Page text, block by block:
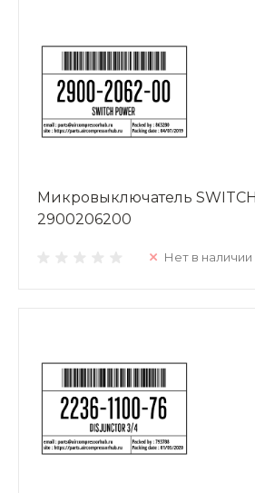
Микровыключатель
2900206200
Нет в наличии